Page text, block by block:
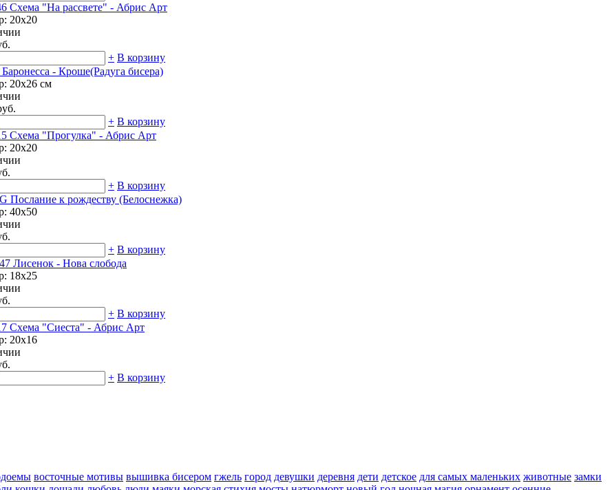
Схема "На рассвете" - Абрис Арт
20х20
+ В корзину
- Кроше(Радуга бисера)
20x26 см
+ В корзину
Схема "Прогулка" - Абрис Арт
20х20
+ В корзину
Послание к рождеству (Белоснежка)
40х50
+ В корзину
Лисенок - Нова слобода
18х25
+ В корзину
Схема "Сиеста" - Абрис Арт
20х16
+ В корзину
восточные мотивы вышивка бисером гжель город девушки деревня дети детское для самых маленьких животные замки